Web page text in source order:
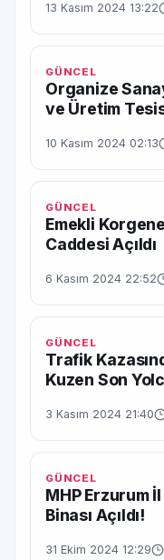
13 Kasım 2024 13:22
GÜNCEL
Organize
ve Üretim
10 Kasım 2024 02:13
GÜNCEL
Emekli
Caddesi Açıldı
6 Kasım 2024 22:52
GÜNCEL
Trafik
Kuzen Son
3 Kasım 2024 21:40
GÜNCEL
MHP Erzurum
Binası Açıldı!
31 Ekim 2024 12:29